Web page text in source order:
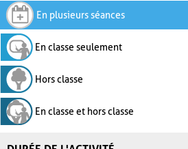
En plusieurs séances
En classe seulement
Hors classe
En classe et hors classe